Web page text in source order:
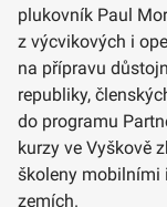
plukovník Paul
z výcvikových i
na přípravu
republiky,
do programu
kurzy ve Vyškově
školeny mobilními
zemích.